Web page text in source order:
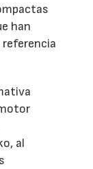
han
al